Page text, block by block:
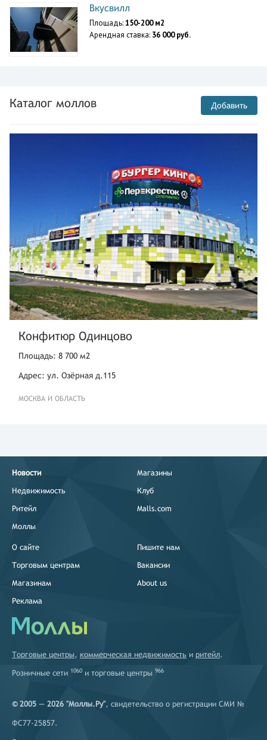
Вкусвилл
Площадь:150-200 м2
Арендная ставка: 36 000 руб.
Каталог моллов Добавить
Конфитюр Одинцово
Площадь: 8 700 м2
Адрес: ул. Озёрная д.115
МОСКВА И ОБЛАСТЬ
Новости
Недвижимость
Ритейл
Моллы
Магазины
Клуб
Malls.com
О сайте
Торговым центрам
Магазинам
Реклама
Пишите нам
Вакансии
About us
Торговые центры, коммерческая недвижимость и ритейл.
Розничные сети 1060 и торговые центры 966
© 2005 — 2026 "Моллы.Ру", свидетельство о регистрации СМИ №
ФС77-25857.